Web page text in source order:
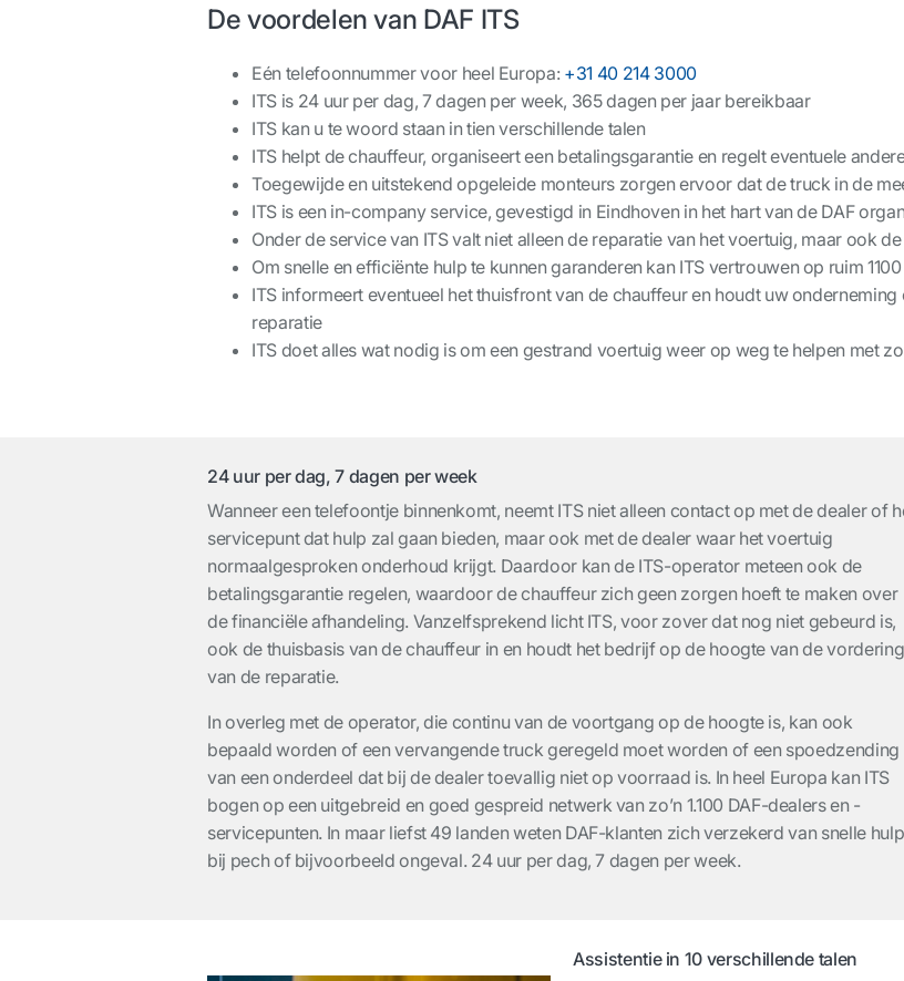
De voordelen van DAF ITS
Eén telefoonnummer voor heel Europa: +31 40 214 3000
ITS is 24 uur per dag, 7 dagen per week, 365 dagen per jaar bereikbaar
ITS kan u te woord staan in tien verschillende talen
ITS helpt de chauffeur, organiseert een betalingsgarantie en regelt eventuele
Toegewijde en uitstekend opgeleide monteurs zorgen ervoor dat de truck in de
ITS is een in-company service, gevestigd in Eindhoven in het hart van de DAF
Onder de service van ITS valt niet alleen de reparatie van het voertuig, maar ook
Om snelle en efficiënte hulp te kunnen garanderen kan ITS vertrouwen op ruim
ITS informeert eventueel het thuisfront van de chauffeur en houdt uw
reparatie
ITS doet alles wat nodig is om een gestrand voertuig weer op weg te helpen met
24 uur per dag, 7 dagen per week
Wanneer een telefoontje binnenkomt, neemt ITS niet alleen contact op met de dealer of
servicepunt dat hulp zal gaan bieden, maar ook met de dealer waar het voertuig
normaalgesproken onderhoud krijgt. Daardoor kan de ITS-operator meteen ook de
betalingsgarantie regelen, waardoor de chauffeur zich geen zorgen hoeft te maken over
de financiële afhandeling. Vanzelfsprekend licht ITS, voor zover dat nog niet gebeurd is,
ook de thuisbasis van de chauffeur in en houdt het bedrijf op de hoogte van de vordering
van de reparatie.
In overleg met de operator, die continu van de voortgang op de hoogte is, kan ook
bepaald worden of een vervangende truck geregeld moet worden of een spoedzending
van een onderdeel dat bij de dealer toevallig niet op voorraad is. In heel Europa kan ITS
bogen op een uitgebreid en goed gespreid netwerk van zo’n 1.100 DAF-dealers en -
servicepunten. In maar liefst 49 landen weten DAF-klanten zich verzekerd van snelle hulp
bij pech of bijvoorbeeld ongeval. 24 uur per dag, 7 dagen per week.
Assistentie in 10 verschillende talen